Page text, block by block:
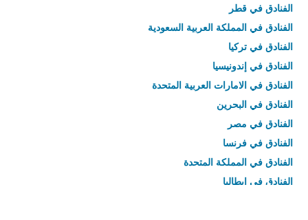
الفنادق في قطر
الفنادق في المملكة العربية السعودية
الفنادق في تركيا
الفنادق في إندونيسيا
الفنادق في الامارات العربية المتحدة
الفنادق في البحرين
الفنادق في مصر
الفنادق في فرنسا
الفنادق في المملكة المتحدة
الفنادق في إيطاليا